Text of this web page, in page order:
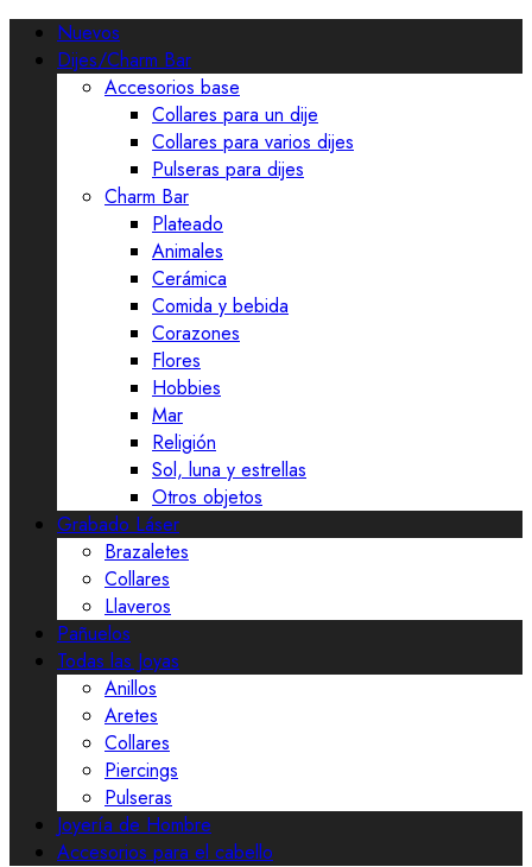
Nuevos
Dijes/Charm Bar
Accesorios base
Collares para un dije
Collares para varios dijes
Pulseras para dijes
Charm Bar
Plateado
Animales
Cerámica
Comida y bebida
Corazones
Flores
Hobbies
Mar
Religión
Sol, luna y estrellas
Otros objetos
Grabado Láser
Brazaletes
Collares
Llaveros
Pañuelos
Todas las Joyas
Anillos
Aretes
Collares
Piercings
Pulseras
Joyería de Hombre
Accesorios para el cabello